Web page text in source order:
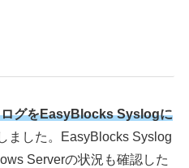
グをEasyBlocks Syslogに
ました。EasyBlocks Syslog
Serverの状況も確認した